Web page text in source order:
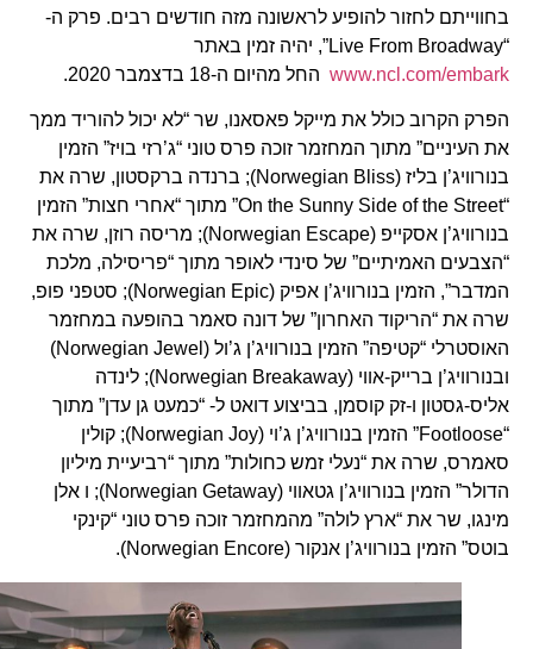
בחווייתם לחזור להופיע לראשונה מזה חודשים רבים. פרק ה-
www.ncl.com/embarkהחל מהיום ה-18 בדצמבר 2020.
הפרק הקרוב כולל את מייקל פאסאנו, שר “לא יכול להוריד ממך
את העיניים” מתוך המחזמר זוכה פרס טוני “ג’רזי בויז” הזמין
בנורוויג’ן בליז (Norwegian Bliss); ברנדה ברקסטון, שרה את
“On the Sunny Side of the Street” מתוך “אחרי חצות” הזמין
בנורוויג’ן אסקייפ (Norwegian Escape); מריסה רוזן, שרה את
“הצבעים האמיתיים” של סינדי לאופר מתוך “פריסילה, מלכת
המדבר”, הזמין בנורוויג’ן אפיק (Norwegian Epic); סטפני פופ,
שרה את “הריקוד האחרון” של דונה סאמר בהופעה במחזמר
האוסטרלי “קטיפה” הזמין בנורוויג’ן ג’ול (Norwegian Jewel)
ובנורוויג’ן ברייק-אווי (Norwegian Breakaway); לינדה
אליס-גסטון ו-זק קוסמן, בביצוע דואט ל- “כמעט גן עדן” מתוך
“Footloose” הזמין בנורוויג’ן ג’וי (Norwegian Joy); קולין
סאמרס, שרה את “נעלי זמש כחולות” מתוך “רביעיית מיליון
הדולר” הזמין בנורוויג’ן גטאווי (Norwegian Getaway); ו אלן
מינגו, שר את “ארץ לולה” מהמחזמר זוכה פרס טוני “קינקי
בוטס” הזמין בנורוויג’ן אנקור (Norwegian Encore).